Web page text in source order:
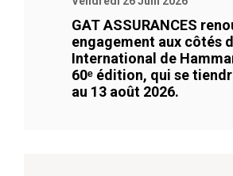
GAT ASSURANCES
engagement aux côtés
International de
60ᵉ édition, qui se
au 13 août 2026.